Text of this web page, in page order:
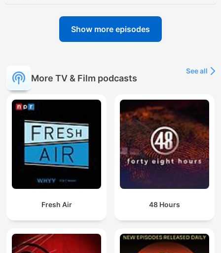
Show more episodes
More TV & Film podcasts
See all
Fresh Air 48 Hours